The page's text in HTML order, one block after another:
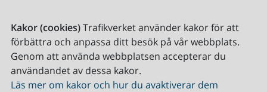
Kakor (cookies)Trafikverket använder kakor för att
förbättra och anpassa ditt besök på vår webbplats.
Genom att använda webbplatsen accepterar du
användandet av dessa kakor.
Läs mer om kakor och hur du avaktiverar dem